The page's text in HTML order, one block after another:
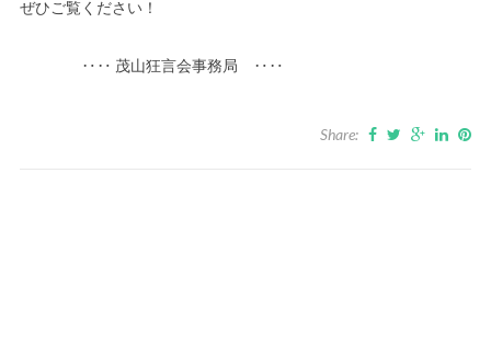
ぜひご覧ください！
‥‥ 茂山狂言会事務局 ‥‥
Share: